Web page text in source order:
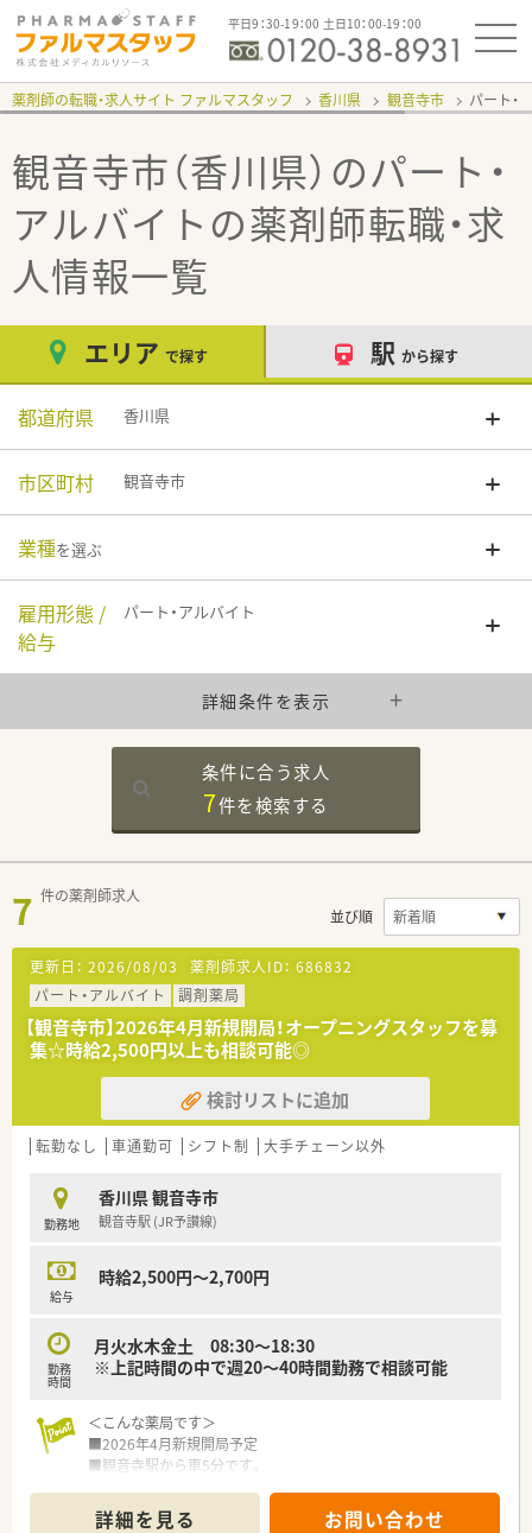
平日9：30-19：00 土日10：00-19：00
薬剤師の転職・求人サイト ファルマスタッフ 香川県 観音寺市 パート・
観音寺市（香川県）のパート・
アルバイトの薬剤師転職・求
人情報一覧
エリア で探す 駅 から探す
都道府県 香川県
市区町村 観音寺市
業種を選ぶ
雇用形態 /
給与
パート・アルバイト
詳細条件を表示
条件に合う求人
7件を検索する
7 件の薬剤師求人
並び順
更新日： 2026/08/03 薬剤師求人ID： 686832
パート・アルバイト
調剤薬局
【観音寺市】2026年4月新規開局！オープニングスタッフを募
集☆時給2,500円以上も相談可能◎
検討リストに追加
転勤なし 車通勤可 シフト制 大手チェーン以外
勤務地
香川県 観音寺市
観音寺駅 (JR予讃線)
給与
時給2,500円～2,700円
勤務
時間
月火水木金土 08:30～18:30
※上記時間の中で週20～40時間勤務で相談可能
＜こんな薬局です＞
■2026年4月新規開局予定
■観音寺駅から車5分です。
お車通勤も可能です。
詳細を見る お問い合わせ